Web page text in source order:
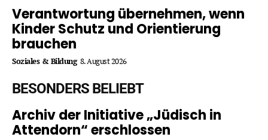
Verantwortung übernehmen, wenn
Kinder Schutz und Orientierung
brauchen
Soziales & Bildung 8. August 2026
BESONDERS BELIEBT
Archiv der Initiative „Jüdisch in
Attendorn“ erschlossen